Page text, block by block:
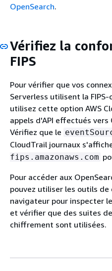
OpenSearch.
Vérifiez la
FIPS
Pour vérifier que vos
Serverless utilisent la
utilisez cette option AWS
appels d'API effectués vers
Vérifiez que le
CloudTrail journaux
fips.amazonaws.com
Pour accéder aux
pouvez utiliser les outils
navigateur pour inspecter
et vérifier que des suites
chiffrement sont utilisées.